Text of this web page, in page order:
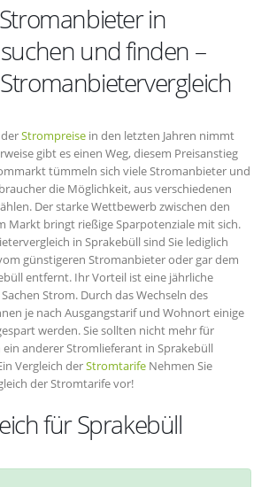
in
und finden –
Strompreise in den letzten Jahren nimmt
gibt es einen Weg, diesem Preisanstieg
tümmeln sich viele Stromanbieter und
die Möglichkeit, aus verschiedenen
Der starke Wettbewerb zwischen den
Markt bringt rießige Sparpotenziale mit sich.
in Sprakebüll sind Sie lediglich
günstigeren Stromanbieter oder gar dem
entfernt. Ihr Vorteil ist eine jährliche
Strom. Durch das Wechseln des
je nach Ausgangstarif und Wohnort einige
werden. Sie sollten nicht mehr für
ein anderer Stromlieferant in Sprakebüll
Vergleich derStromtarife Nehmen Sie
der Stromtarife vor!
für Sprakebüll